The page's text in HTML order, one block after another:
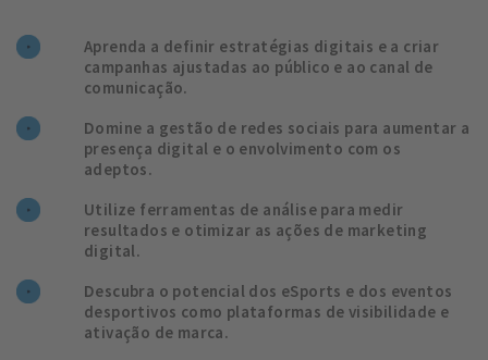
Aprenda a definir estratégias digitais e a criar
campanhas ajustadas ao público e ao canal de
comunicação.
Domine a gestão de redes sociais para aumentar a
presença digital e o envolvimento com os
adeptos.
Utilize ferramentas de análise para medir
resultados e otimizar as ações de marketing
digital.
Descubra o potencial dos eSports e dos eventos
desportivos como plataformas de visibilidade e
ativação de marca.